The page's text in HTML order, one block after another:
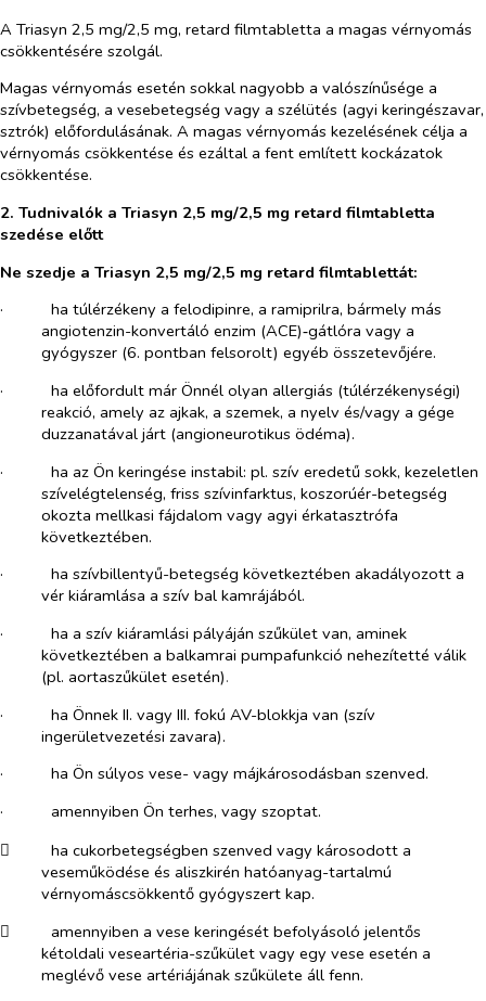
A Triasyn 2,5 mg/2,5 mg, retard filmtabletta a magas vérnyomás
csökkentésére szolgál.
Magas vérnyomás esetén sokkal nagyobb a valószínűsége a
szívbetegség, a vesebetegség vagy a szélütés (agyi keringészavar,
sztrók) előfordulásának. A magas vérnyomás kezelésének célja a
vérnyomás csökkentése és ezáltal a fent említett kockázatok
csökkentése.
2. Tudnivalók a Triasyn 2,5 mg/2,5 mg retard filmtabletta
szedése előtt
Ne szedje a Triasyn 2,5 mg/2,5 mg retard filmtablettát:
·​
ha túlérzékeny a felodipinre, a ramiprilra, bármely más
angiotenzin-konvertáló enzim (ACE)‑gátlóra vagy a
gyógyszer (6. pontban felsorolt) egyéb összetevőjére.
·​
ha előfordult már Önnél olyan allergiás (túlérzékenységi)
reakció, amely az ajkak, a szemek, a nyelv és/vagy a gége
duzzanatával járt (angioneurotikus ödéma).
·​
ha az Ön keringése instabil: pl. szív eredetű sokk, kezeletlen
szívelégtelenség, friss szívinfarktus, koszorúér-betegség
okozta mellkasi fájdalom vagy agyi érkatasztrófa
következtében.
·​
ha szívbillentyű-betegség következtében akadályozott a
vér kiáramlása a szív bal kamrájából.
·​
ha a szív kiáramlási pályáján szűkület van, aminek
következtében a balkamrai pumpafunkció nehezítetté válik
(pl. aortaszűkület esetén).
·​
ha Önnek II. vagy III. fokú AV-blokkja van (szív
ingerületvezetési zavara).
·​
ha Ön súlyos vese- vagy májkárosodásban szenved.
·​
amennyiben Ön terhes, vagy szoptat.
​
ha cukorbetegségben szenved vagy károsodott a
veseműködése és aliszkirén hatóanyag-tartalmú
vérnyomáscsökkentő gyógyszert kap.
​
amennyiben a vese keringését befolyásoló jelentős
kétoldali veseartéria-szűkület vagy egy vese esetén a
meglévő vese artériájának szűkülete áll fenn.